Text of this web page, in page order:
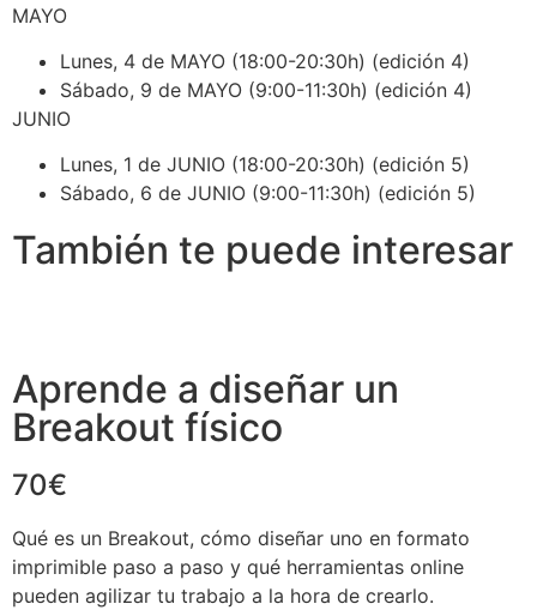
MAYO
Lunes, 4 de MAYO (18:00-20:30h) (edición 4)
Sábado, 9 de MAYO (9:00-11:30h) (edición 4)
JUNIO
Lunes, 1 de JUNIO (18:00-20:30h) (edición 5)
Sábado, 6 de JUNIO (9:00-11:30h) (edición 5)
También te puede interesar
Aprende a diseñar un
Breakout físico
70€
Qué es un Breakout, cómo diseñar uno en formato
imprimible paso a paso y qué herramientas online
pueden agilizar tu trabajo a la hora de crearlo.